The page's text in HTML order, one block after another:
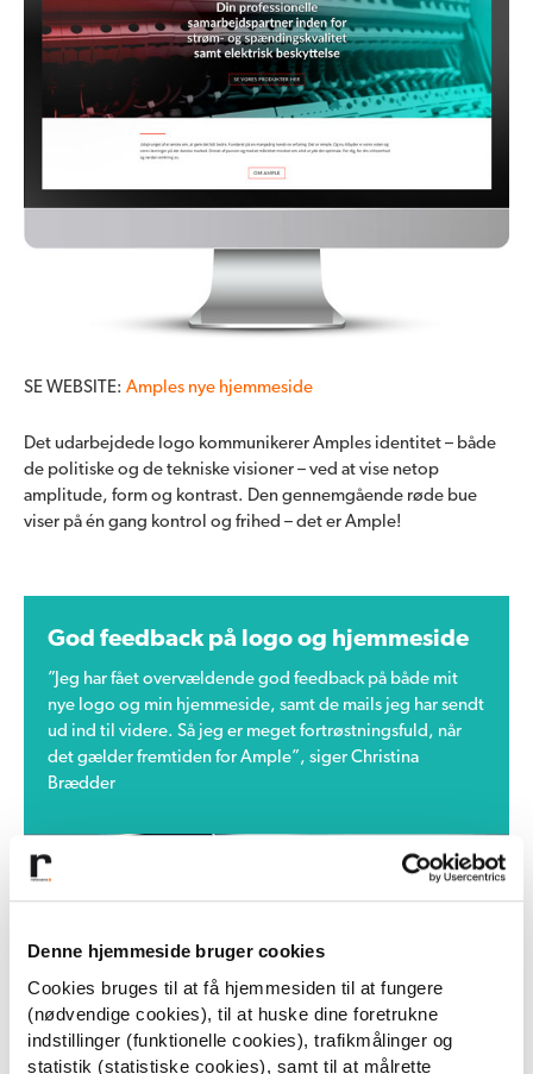
Denne hjemmeside bruger cookies
Cookies bruges til at få hjemmesiden til at fungere
(nødvendige cookies), til at huske dine foretrukne
indstillinger (funktionelle cookies), trafikmålinger og
statistik (statistiske cookies), samt til at målrette
SE WEBSITE: Amples nye hjemmeside
Det udarbejdede logo kommunikerer Amples identitet – både
de politiske og de tekniske visioner – ved at vise netop
amplitude, form og kontrast. Den gennemgående røde bue
viser på én gang kontrol og frihed – det er Ample!
God feedback på logo og hjemmeside
”Jeg har fået overvældende god feedback på både mit
nye logo og min hjemmeside, samt de mails jeg har sendt
ud ind til videre. Så jeg er meget fortrøstningsfuld, når
det gælder fremtiden for Ample”, siger Christina
Brædder